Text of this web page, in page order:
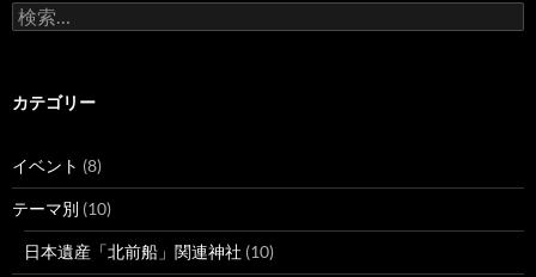
検
索:
カテゴリー
イベント (8)
テーマ別 (10)
日本遺産「北前船」関連神社 (10)